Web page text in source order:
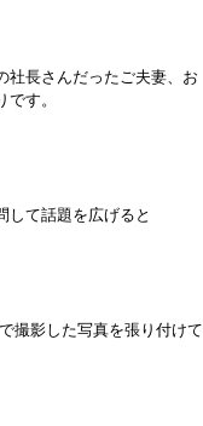
社長さんだったご夫妻、お
す。
して話題を広げると
撮影した写真を張り付けて